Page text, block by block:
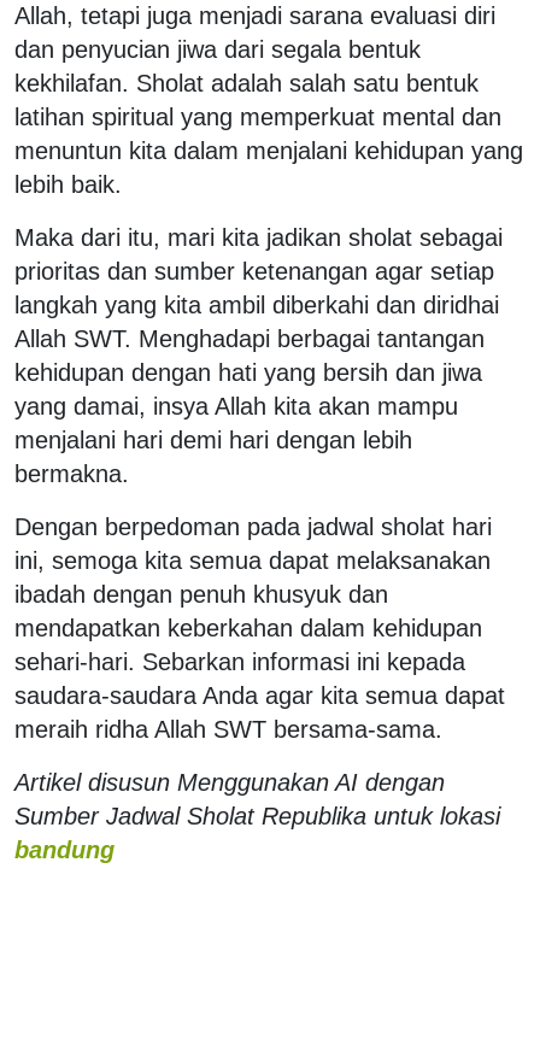
Allah, tetapi juga menjadi sarana evaluasi diri
dan penyucian jiwa dari segala bentuk
kekhilafan. Sholat adalah salah satu bentuk
latihan spiritual yang memperkuat mental dan
menuntun kita dalam menjalani kehidupan yang
lebih baik.
Maka dari itu, mari kita jadikan sholat sebagai
prioritas dan sumber ketenangan agar setiap
langkah yang kita ambil diberkahi dan diridhai
Allah SWT. Menghadapi berbagai tantangan
kehidupan dengan hati yang bersih dan jiwa
yang damai, insya Allah kita akan mampu
menjalani hari demi hari dengan lebih
bermakna.
Dengan berpedoman pada jadwal sholat hari
ini, semoga kita semua dapat melaksanakan
ibadah dengan penuh khusyuk dan
mendapatkan keberkahan dalam kehidupan
sehari-hari. Sebarkan informasi ini kepada
saudara-saudara Anda agar kita semua dapat
meraih ridha Allah SWT bersama-sama.
Artikel disusun Menggunakan AI dengan
Sumber Jadwal Sholat Republika untuk lokasi
bandung